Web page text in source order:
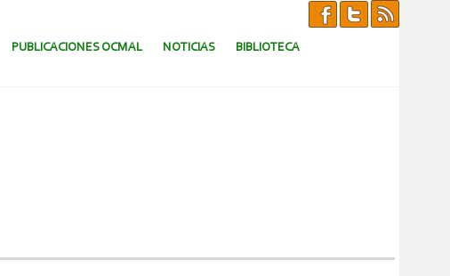
PUBLICACIONES OCMAL NOTICIAS BIBLIOTECA